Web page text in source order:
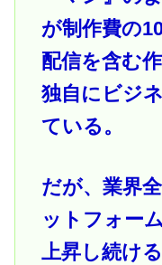
が制作費の
配信を含む
独自にビジ
ている。
だが、業界
ットフォー
上昇し続け